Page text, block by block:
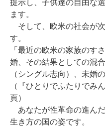
提示し、子供達の自由な
ます。
そして、欧米の社会が
す。
「最近の欧米の家族のす
婚、その結果としての混
（シングル志向）、未婚
（『ひとりでふたりでみ
頁）
あなたが性革命の進ん
生き方の国の姿です。